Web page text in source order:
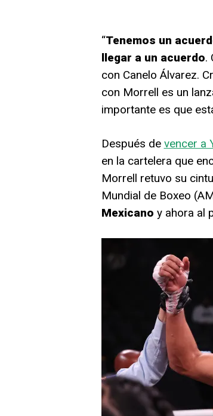
“Tenemos un
llegar a un acuerdo.
con Canelo Álvarez.
con Morrell es un
importante es que
Después de vencer a
en la cartelera que
Morrell retuvo su
Mundial de Boxeo
Mexicano y ahora al